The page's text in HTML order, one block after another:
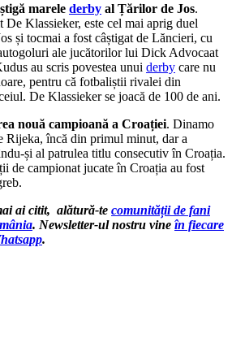
marele derby al Țărilor de Jos.
Klassieker, este cel mai aprig duel
și tocmai a fost câștigat de Lăncieri, cu
ale jucătorilor lui Dick Advocaat
au scris povestea unui derby care nu
pentru că fotbaliștii rivalei din
De Klassieker se joacă de 100 de ani.
nouă campioană a Croației. Dinamo
Rijeka, încă din primul minut, dar a
și al patrulea titlu consecutiv în Croația.
de campionat jucate în Croația au fost
ai citit, alătură-te comunității de fani
. Newsletter-ul nostru vine în fiecare
.